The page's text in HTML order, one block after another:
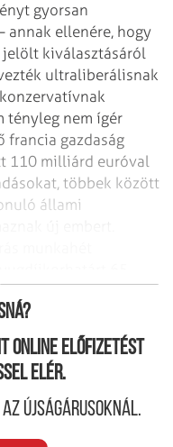
gyorsan
annak ellenére, hogy
jelölt kiválasztásáról
ultraliberálisnak
tényleg nem ígér
francia gazdaság
110 milliárd euróval
többek között
állami
online előfizetést
elér.
újságárusoknál.